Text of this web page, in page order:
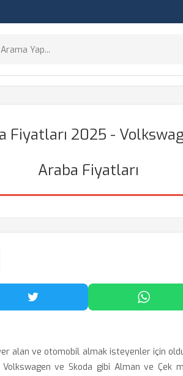
Fiyatları 2025 -
Araba Fiyatları
Twitter'da Paylaş
alan ve otomobil almak isteyenler için
ve Skoda gibi Alman ve Çek